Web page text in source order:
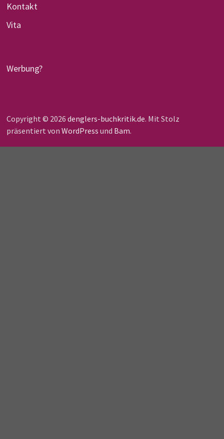
Kontakt
Vita
Werbung?
Copyright © 2026 denglers-buchkritik.de. Mit Stolz
präsentiert von WordPress und Bam.